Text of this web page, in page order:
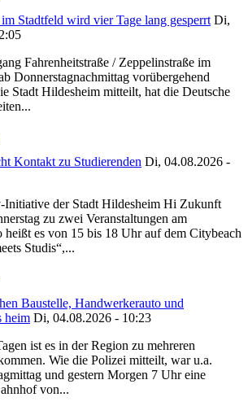
Stadtfeld wird vier Tage lang gesperrt Di,
Fahrenheitstraße / Zeppelinstraße im
Donnerstagnachmittag vorübergehend
Stadt Hildesheim mitteilt, hat die Deutsche
Kontakt zu Studierenden Di, 04.08.2026 -
Initiative der Stadt Hildesheim Hi Zukunft
zu zwei Veranstaltungen am
heißt es von 15 bis 18 Uhr auf dem Citybeach
Studis“,...
Baustelle, Handwerkerauto und
heim Di, 04.08.2026 - 10:23
ist es in der Region zu mehreren
Wie die Polizei mitteilt, war u.a.
und gestern Morgen 7 Uhr eine
von...